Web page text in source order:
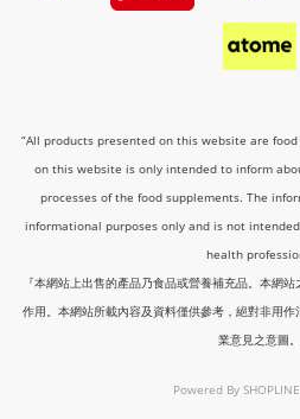
“All products presented on this website are
on this website is only intended to inform
processes of the food supplements. The
informational purposes only and is not
health
『本網站上出售的產品乃食品或營養補充品。本網
作用。本網站所載內容及資料僅供參考，絕對非用
業意見之意圖。
Powered By